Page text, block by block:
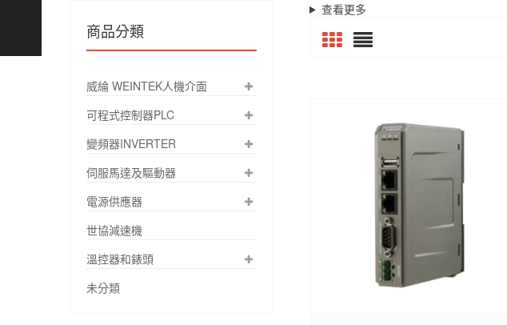
商品分類
威綸 WEINTEK人機介面
可程式控制器PLC
變頻器INVERTER
伺服馬達及驅動器
電源供應器
世協減速機
溫控器和錶頭
未分類
查看更多